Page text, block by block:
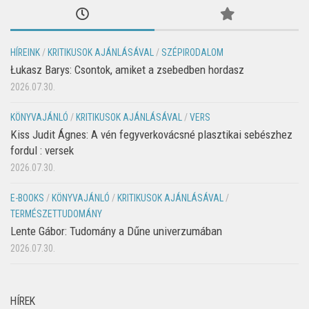
HÍREINK / KRITIKUSOK AJÁNLÁSÁVAL / SZÉPIRODALOM
Łukasz Barys: Csontok, amiket a zsebedben hordasz
2026.07.30.
KÖNYVAJÁNLÓ / KRITIKUSOK AJÁNLÁSÁVAL /VERS
Kiss Judit Ágnes: A vén fegyverkovácsné plasztikai sebészhez
fordul : versek
2026.07.30.
E-BOOKS / KÖNYVAJÁNLÓ / KRITIKUSOK AJÁNLÁSÁVAL
/
TERMÉSZETTUDOMÁNY
Lente Gábor: Tudomány a Dűne univerzumában
2026.07.30.
HÍREK